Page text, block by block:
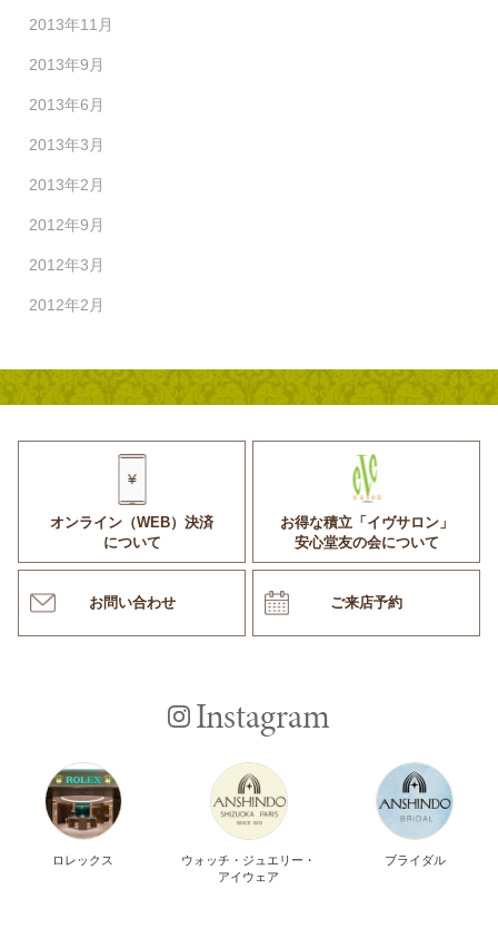
2013年11月
2013年9月
2013年6月
2013年3月
2013年2月
2012年9月
2012年3月
2012年2月
オンライン（WEB）決済
について
お得な積立「イヴサロン」
安心堂友の会について
お問い合わせ ご来店予約
Instagram
ロレックス
ウォッチ・ジュエリー・
アイウェア
ブライダル